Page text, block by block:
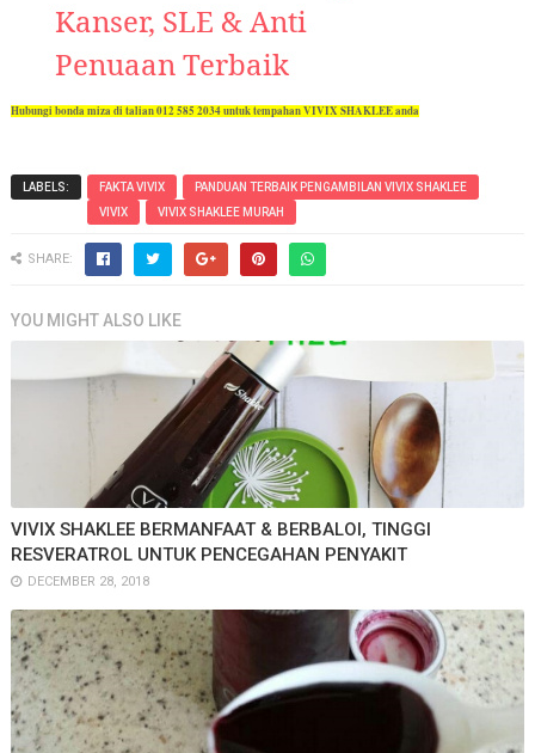
Kanser, SLE & Anti
Penuaan Terbaik
Hubungi bonda miza di talian 012 585 2034 untuk tempahan VIVIX SHAKLEE anda
LABELS: FAKTA VIVIX
PANDUAN TERBAIK PENGAMBILAN VIVIX SHAKLEE
VIVIX
VIVIX SHAKLEE MURAH
SHARE:
YOU MIGHT ALSO LIKE
VIVIX SHAKLEE BERMANFAAT & BERBALOI, TINGGI
RESVERATROL UNTUK PENCEGAHAN PENYAKIT
DECEMBER 28, 2018